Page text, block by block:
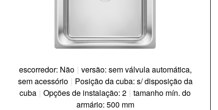
escorredor: Não | versão: sem válvula automática,
sem acessório | Posição da cuba: s/ disposição da
cuba | Opções de instalação: 2 | tamanho mín. do
armário: 500 mm